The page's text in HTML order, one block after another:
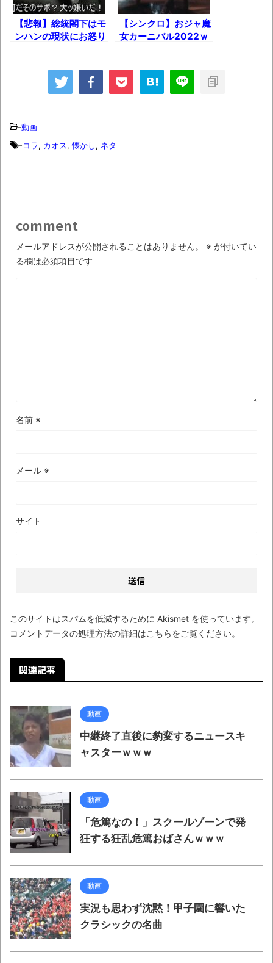
ブチギレ
長野県のなめこのデカさが規格外だったｗ
新装版「ご冗談でしょう、ファインマンさ
ん（上）（下）」発売
グラビアに挑戦
歴ログは10周年ですがnoteに引っ越します
TBS「マツコの知らない世界」スタグル特
集でほとんど紹介されなかったJリーグ…なら
ば自分たちで紹介だ！
に入院中のオレのオナサポ懇願したら・・・
いう無茶に踏み切ってしまったのか
【極画像】名古屋の地下鉄
全方位青い芝包囲網すぎて色々見失う、新
しい仕事観
見ていると！悲しくなってしまう猫の画像
の数々！！
Powered by livedoor 相互RSS
【悲報】総統閣下はモ
ンハンの現状にお怒り
【シンクロ】おジャ魔
女カーニバル2022ｗ
-動画
-コラ, カオス,懐かし, ネタ
comment
メールアドレスが公開されることはありません。 ※ が付いてい
る欄は必須項目です
名前 ※
メール ※
サイト
このサイトはスパムを低減するために Akismet を使っています。
コメントデータの処理方法の詳細はこちらをご覧ください。
関連記事
動画
中継終了直後に豹変するニュースキ
ャスターｗｗｗ
動画
「危篤なの！」スクールゾーンで発
狂する狂乱危篤おばさんｗｗｗ
動画
実況も思わず沈黙！甲子園に響いた
クラシックの名曲